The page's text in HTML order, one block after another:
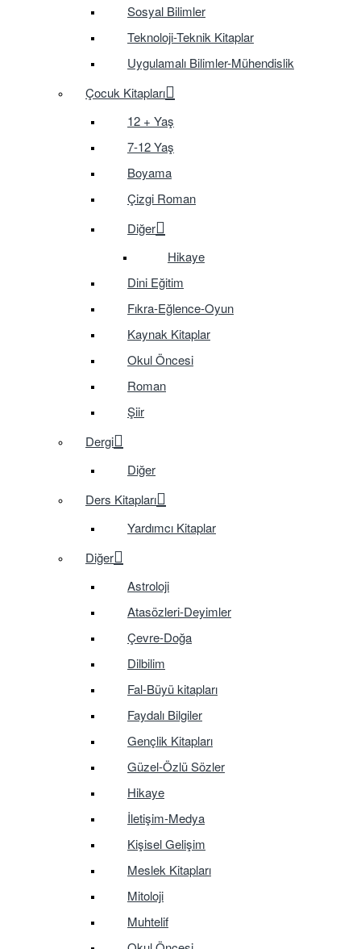
Sosyal Bilimler
Teknoloji-Teknik Kitaplar
Uygulamalı Bilimler-Mühendislik
Çocuk Kitapları
12 + Yaş
7-12 Yaş
Boyama
Çizgi Roman
Diğer
Hikaye
Dini Eğitim
Fıkra-Eğlence-Oyun
Kaynak Kitaplar
Okul Öncesi
Roman
Şiir
Dergi
Diğer
Ders Kitapları
Yardımcı Kitaplar
Diğer
Astroloji
Atasözleri-Deyimler
Çevre-Doğa
Dilbilim
Fal-Büyü kitapları
Faydalı Bilgiler
Gençlik Kitapları
Güzel-Özlü Sözler
Hikaye
İletişim-Medya
Kişisel Gelişim
Meslek Kitapları
Mitoloji
Muhtelif